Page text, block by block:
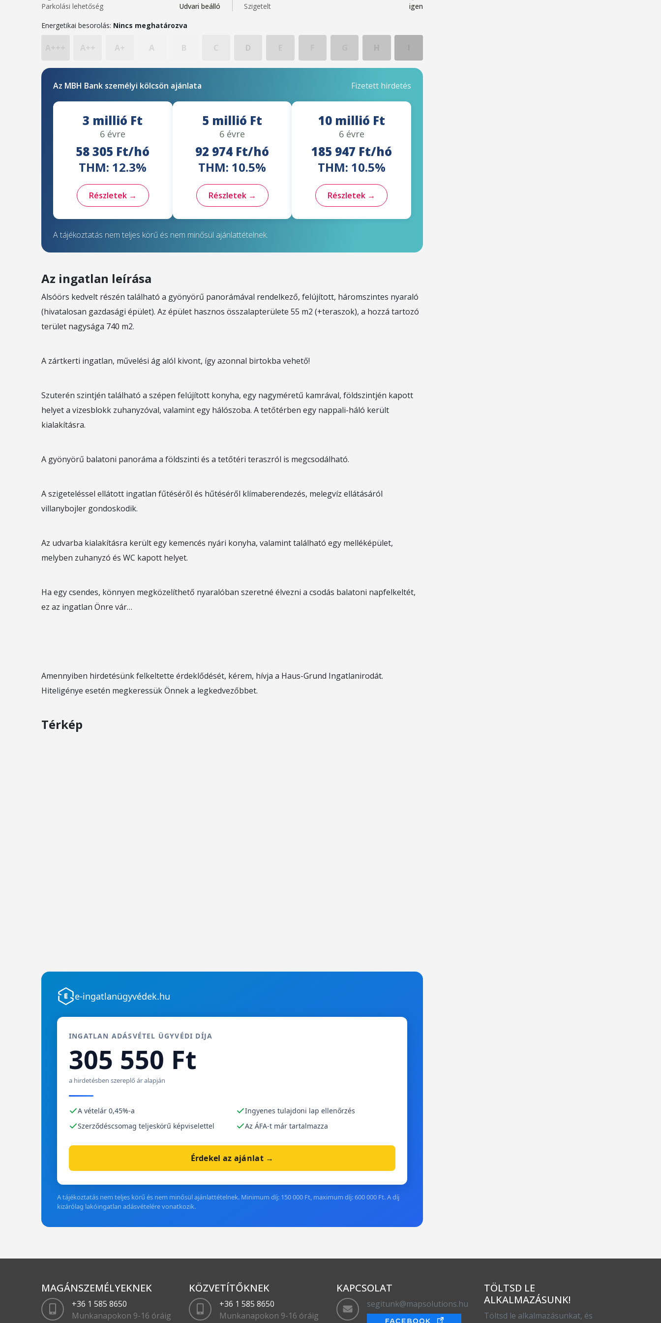
Parkolási lehetőség
Udvari beálló
Szigetelt
igen
Energetikai besorolás: Nincs meghatározva
A++ A+ A B C D
Az MBH Bank személyi kölcsön ajánlata Fizetett hirdetés
3 millió Ft
6 évre
58 305 Ft/hó
THM: 12.3%
Részletek →
5 millió Ft
6 évre
92 974 Ft/hó
THM: 10.5%
Részletek →
10 millió Ft
6 évre
185 947 Ft/hó
THM: 10.5%
Részletek →
A tájékoztatás nem teljes körű és nem minősül ajánlattételnek.
Az ingatlan leírása
Alsóörs kedvelt részén található a gyönyörű panorámával rendelkező, felújított, háromszintes nyaraló
(hivatalosan gazdasági épület). Az épület hasznos összalapterülete 55 m2 (+teraszok), a hozzá tartozó
terület nagysága 740 m2.
A zártkerti ingatlan, művelési ág alól kivont, így azonnal birtokba vehető!
Szuterén szintjén található a szépen felújított konyha, egy nagyméretű kamrával, földszintjén kapott
helyet a vizesblokk zuhanyzóval, valamint egy hálószoba. A tetőtérben egy nappali-háló került
kialakításra.
A gyönyörű balatoni panoráma a földszinti és a tetőtéri teraszról is megcsodálható.
A szigeteléssel ellátott ingatlan fűtéséről és hűtéséről klímaberendezés, melegvíz ellátásáról
villanybojler gondoskodik.
Az udvarba kialakításra került egy kemencés nyári konyha, valamint található egy melléképület,
melyben zuhanyzó és WC kapott helyet.
Ha egy csendes, könnyen megközelíthető nyaralóban szeretné élvezni a csodás balatoni napfelkeltét,
ez az ingatlan Önre vár…
Amennyiben hirdetésünk felkeltette érdeklődését, kérem, hívja a Haus-Grund Ingatlanirodát.
Hiteligénye esetén megkeressük Önnek a legkedvezőbbet.
Térkép
e-ingatlanügyvédek.hu
INGATLAN ADÁSVÉTEL ÜGYVÉDI DÍJA
305 550 Ft
a hirdetésben szereplő ár alapján
A vételár 0,45%-a
Szerződéscsomag teljeskörű képviselettel
Ingyenes tulajdoni lap ellenőrzés
Az ÁFA-t már tartalmazza
Érdekel az ajánlat →
A tájékoztatás nem teljes körű és nem minősül ajánlattételnek. Minimum díj: 150 000 Ft, maximum díj: 600 000 Ft. A díj
kizárólag lakóingatlan adásvételére vonatkozik.
MAGÁNSZEMÉLYEKNEK
+36 1 585 8650
Munkanapokon 9-16 óráig
KÖZVETÍTŐKNEK
+36 1 585 8650
Munkanapokon 9-16 óráig
KAPCSOLAT
segitunk@mapsolutions.hu
TÖLTSD LE
ALKALMAZÁSUNK!
Töltsd le alkalmazásunkat, és